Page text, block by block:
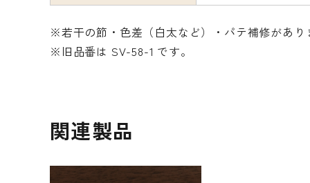
※若干の節・色差（白太など）・パテ補修があり
※旧品番は SV-58-1 です。
関連製品